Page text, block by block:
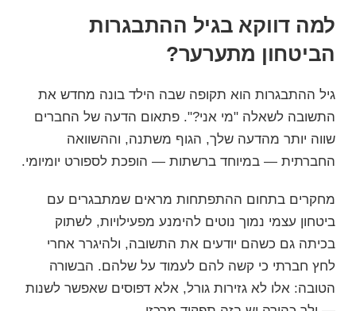
למה דווקא בגיל ההתבגרות
הביטחון מתערער?
גיל ההתבגרות הוא תקופה שבה הילד בונה מחדש את
התשובה לשאלה "מי אני?". פתאום הדעה של החברים
שווה יותר מהדעה שלך, הגוף משתנה, וההשוואה
החברתית — במיוחד ברשתות — הופכת לספורט יומיומי.
מחקרים בתחום ההתפתחות מראים שמתבגרים עם
ביטחון עצמי נמוך נוטים להימנע מפעילויות, לשתוק
בכיתה גם כשהם יודעים את התשובה, ולהיגרר אחרי
לחץ חברתי כי קשה להם לעמוד על שלהם. הבשורה
הטובה: אלו לא גזירות גורל, אלא דפוסים שאפשר לשנות